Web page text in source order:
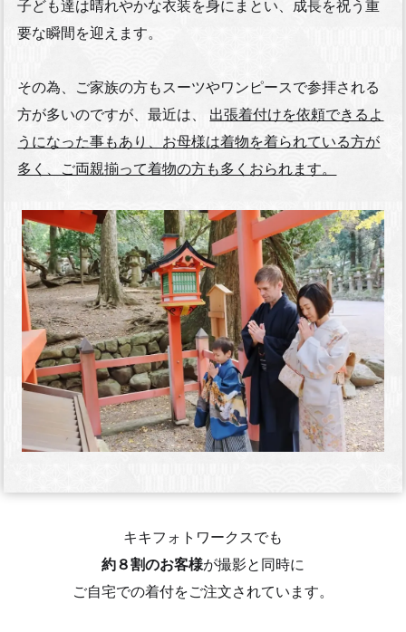
子ども達は晴れやかな衣装を身にまとい、成長を祝う重
要な瞬間を迎えます。
その為、ご家族の方もスーツやワンピースで参拝される
方が多いのですが、最近は、 出張着付けを依頼できるよ
うになった事もあり、お母様は着物を着られている方が
多く、ご両親揃って着物の方も多くおられます。
キキフォトワークスでも
約８割のお客様が撮影と同時に
ご自宅での着付をご注文されています。